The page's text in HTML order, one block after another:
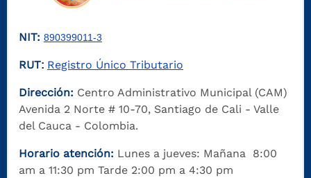
NIT: 890399011-3
RUT: Registro Único Tributario
Dirección: Centro Administrativo Municipal (CAM)
Avenida 2 Norte # 10-70, Santiago de Cali - Valle
del Cauca - Colombia.
Horario atención: Lunes a jueves: Mañana 8:00
am a 11:30 pm Tarde 2:00 pm a 4:30 pm